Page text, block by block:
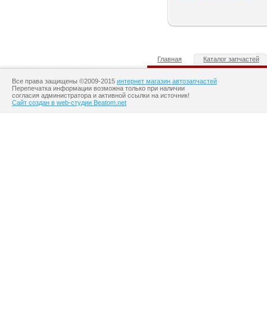
Главная Каталог запчастей
Все права защищены ©2009-2015 интернет магазин автозапчастей
Перепечатка информации возможна только при наличии
согласия администратора и активной ссылки на источник!
Сайт создан в web-студии Beatom.net